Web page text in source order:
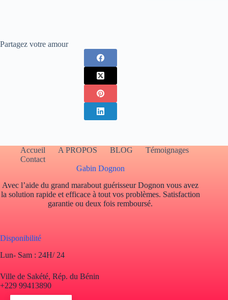
Partagez votre amour
Accueil A PROPOS BLOG
Témoignages
Contact
Gabin Dognon
Avec l’aide du grand marabout guérisseur Dognon vous avez
la solution rapide et efficace à tout vos problèmes. Satisfaction
garantie ou deux fois remboursé.
Disponibilité
Lun- Sam : 24H/ 24
Ville de Sakété, Rép. du Bénin
+229 99413890